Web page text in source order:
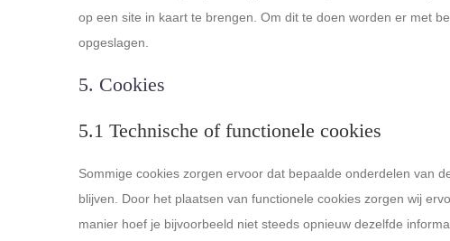
op een site in kaart te brengen. Om dit te doen worden er met
opgeslagen.
5. Cookies
5.1 Technische of functionele cookies
Sommige cookies zorgen ervoor dat bepaalde onderdelen van
blijven. Door het plaatsen van functionele cookies zorgen wij
manier hoef je bijvoorbeeld niet steeds opnieuw dezelfde